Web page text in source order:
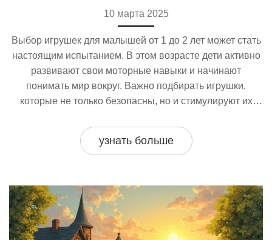
10 марта 2025
Выбор игрушек для малышей от 1 до 2 лет может стать
настоящим испытанием. В этом возрасте дети активно
развивают свои моторные навыки и начинают
понимать мир вокруг. Важно подбирать игрушки,
которые не только безопасны, но и стимулируют их
помогут вашему ребёнку расти и развиваться, а также
развлечь его в реальности, наполненной чудесами.
узнать больше